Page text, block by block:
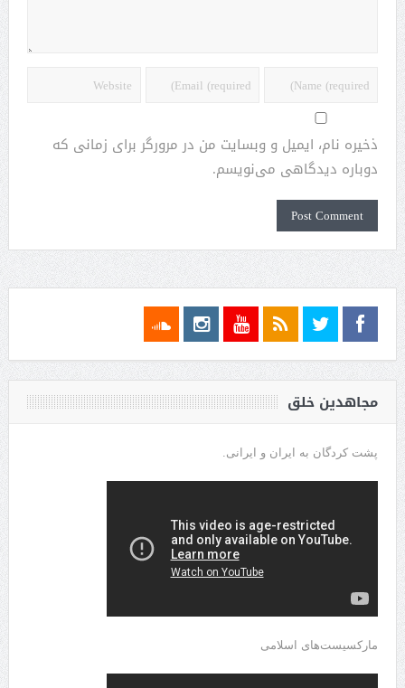
ذخیره نام، ایمیل و وبسایت من در مرورگر برای زمانی که
دوباره دیدگاهی می‌نویسم.
مجاهدین خلق
پشت کردگان به ایران و ایرانی.
مارکسیست‌های اسلامی